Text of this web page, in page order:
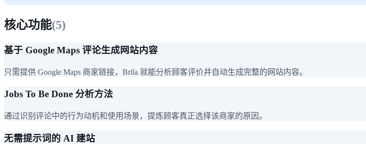
核心功能(5)
基于 Google Maps 评论生成网站内容
只需提供 Google Maps 商家链接，Brila 就能分析顾客评价并自动生成完整的网站内容。
Jobs To Be Done 分析方法
通过识别评论中的行为动机和使用场景，提炼顾客真正选择该商家的原因。
无需提示词的 AI 建站